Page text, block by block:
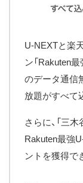
U-NEXTと楽
ン「Rakuten
のデータ通信
放題がすべて
さらに、「三
Rakuten最強
ントを獲得で